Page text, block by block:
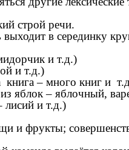
строй речи.
выходит в серединку
и т.д.)
и т.д.)
– много книг и
– яблочный,
и т.д.)